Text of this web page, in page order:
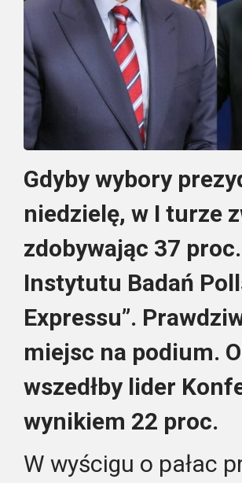
Gdyby wybory
niedzielę, w I turze
zdobywając 37
Instytutu Badań
Expressu”.
miejsc na podium.
wszedłby lider
wynikiem 22 proc.
W wyścigu o pałac